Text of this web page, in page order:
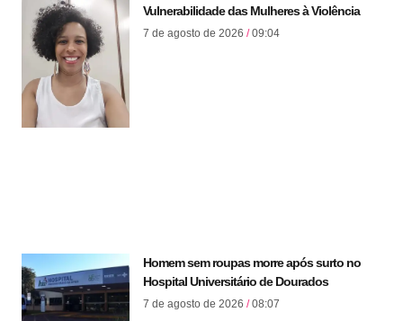
Vulnerabilidade das Mulheres à Violência
7 de agosto de 2026 09:04
Homem sem roupas morre após surto no
Hospital Universitário de Dourados
7 de agosto de 2026 08:07